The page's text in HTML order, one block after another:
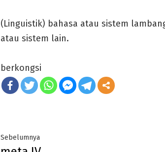
(Linguistik) bahasa atau sistem
atau sistem lain.
berkongsi
Post
SebelumnyaPrevious